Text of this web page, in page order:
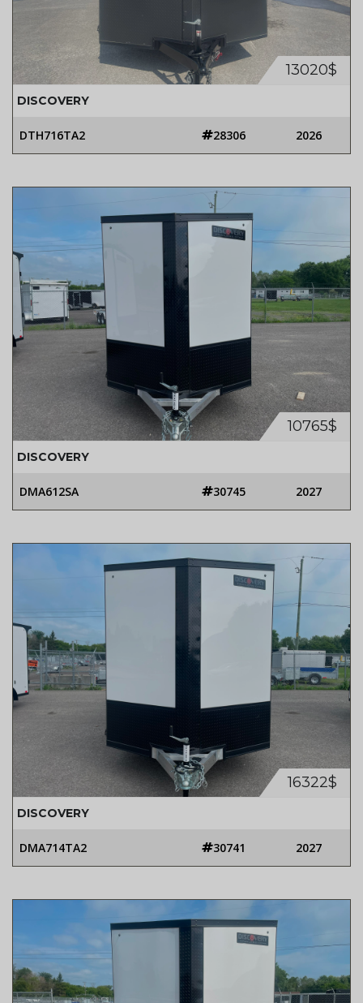
13020$
DISCOVERY
DTH716TA2 28306 2026
10765$
DISCOVERY
DMA612SA 30745 2027
16322$
DISCOVERY
DMA714TA2 30741 2027